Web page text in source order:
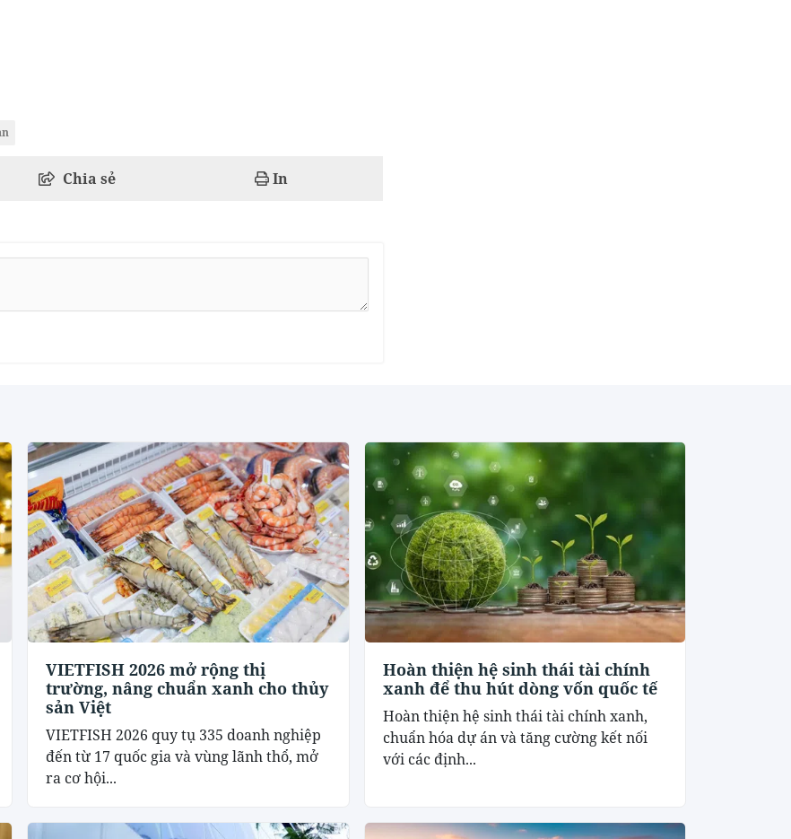
Chia sẻ In
VIETFISH 2026 mở rộng thị
trường, nâng chuẩn xanh cho thủy
sản Việt
VIETFISH 2026 quy tụ 335 doanh nghiệp
đến từ 17 quốc gia và vùng lãnh thổ, mở
ra cơ hội...
Hoàn thiện hệ sinh thái tài chính
xanh để thu hút dòng vốn quốc tế
Hoàn thiện hệ sinh thái tài chính xanh,
chuẩn hóa dự án và tăng cường kết nối
với các định...